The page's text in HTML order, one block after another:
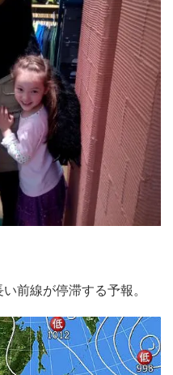
前線が停滞する予報。